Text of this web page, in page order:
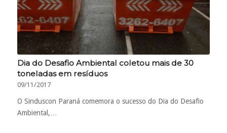
Dia do Desafio Ambiental coletou mais de 30
toneladas em resíduos
09/11/2017
O Sinduscon Paraná comemora o sucesso do Dia do Desafio
Ambiental,…